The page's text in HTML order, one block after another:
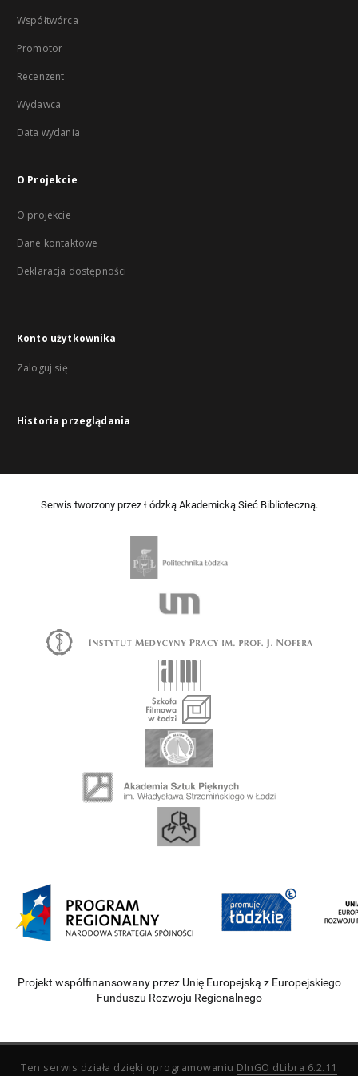
Współtwórca
Promotor
Recenzent
Wydawca
Data wydania
O Projekcie
O projekcie
Dane kontaktowe
Deklaracja dostępności
Konto użytkownika
Zaloguj się
Historia przeglądania
Serwis tworzony przez Łódzką Akademicką Sieć Biblioteczną.
Projekt współfinansowany przez Unię Europejską z Europejskiego
Funduszu Rozwoju Regionalnego
Ten serwis działa dzięki oprogramowaniu DInGO dLibra 6.2.11